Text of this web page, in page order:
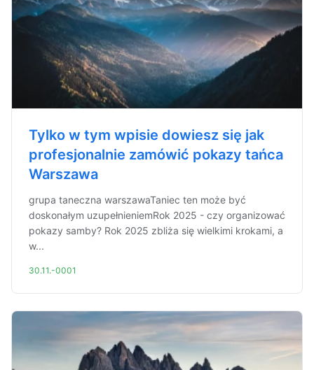
Tylko w tym wpisie dowiesz się jak
profesjonalnie zamówić pokazy tańca
Warszawa
grupa taneczna warszawaTaniec ten może być
doskonałym uzupełnieniemRok 2025 - czy organizować
pokazy samby? Rok 2025 zbliża się wielkimi krokami, a
w...
30.11.-0001